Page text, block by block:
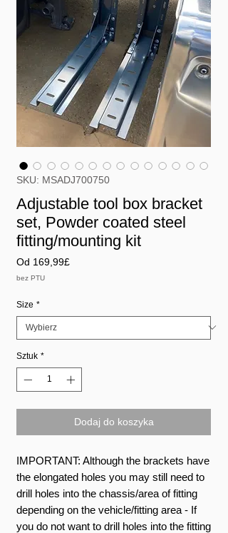
SKU: MSADJ700750
Adjustable tool box bracket
set, Powder coated steel
fitting/mounting kit
Od 169,99£
bez PTU
Size *
Sztuk *
Dodaj do koszyka
IMPORTANT: Although the brackets have
the elongated holes you may still need to
drill holes into the chassis/area of fitting
depending on the vehicle/fitting area - If
you do not want to drill holes into the fitting